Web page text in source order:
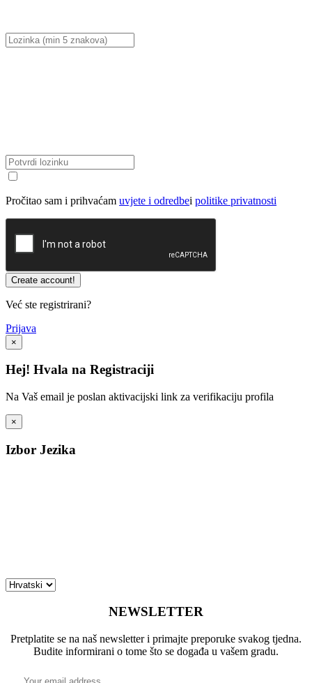
Pročitao sam i prihvaćam uvjete i odredbei politike privatnosti
Već ste registrirani?
Prijava
×
Hej! Hvala na Registraciji
Na Vaš email je poslan aktivacijski link za verifikaciju profila
×
Izbor Jezika
NEWSLETTER
Pretplatite se na naš newsletter i primajte preporuke svakog tjedna.
Budite informirani o tome što se događa u vašem gradu.